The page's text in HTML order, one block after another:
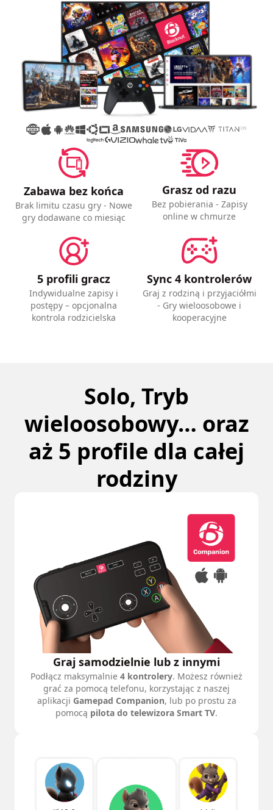
Zabawa bez końca
Brak limitu czasu gry - Nowe
gry dodawane co miesiąc
Grasz od razu
Bez pobierania - Zapisy
online w chmurze
5 profili gracz
Indywidualne zapisy i
postępy – opcjonalna
kontrola rodzicielska
Sync 4 kontrolerów
Graj z rodziną i przyjaciółmi
- Gry wieloosobowe i
kooperacyjne
Solo, Tryb
wieloosobowy… oraz
aż 5 profile dla całej
rodziny
Graj samodzielnie lub z innymi
Podłącz maksymalnie 4 kontrolery. Możesz również
grać za pomocą telefonu, korzystając z naszej
aplikacji Gamepad Companion, lub po prostu za
pomocą pilota do telewizora Smart TV.